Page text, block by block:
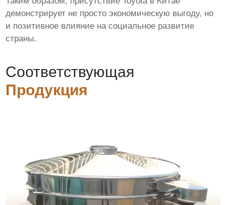
демонстрирует не просто экономическую выгоду, но
и позитивное влияние на социальное развитие
страны.
Соответствующая
Продукция